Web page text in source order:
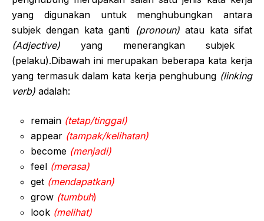
yang digunakan untuk menghubungkan antara
subjek dengan kata ganti (pronoun)atau kata sifat
(Adjective) yang menerangkan subjek
(pelaku).Dibawah ini merupakan beberapa kata kerja
yang termasuk dalam kata kerja penghubung (linking
verb) adalah:
remain (tetap/tinggal)
appear (tampak/kelihatan)
become (menjadi)
feel (merasa)
get (mendapatkan)
grow (tumbuh)
look (melihat)